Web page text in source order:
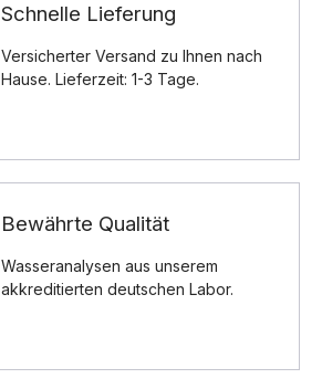
Schnelle Lieferung
Versicherter Versand zu Ihnen nach
Hause. Lieferzeit: 1-3 Tage.
Bewährte Qualität
Wasseranalysen aus unserem
akkreditierten deutschen Labor.